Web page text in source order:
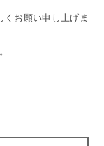
お願い申し上げま